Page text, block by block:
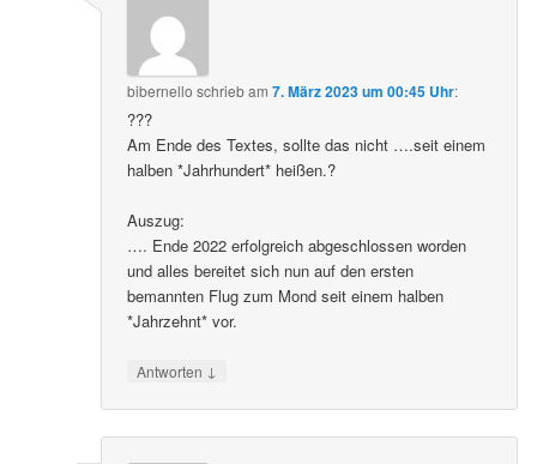
bibernello schriebam7. März 2023 um 00:45 Uhr:
???
Am Ende des Textes, sollte das nicht ….seit einem
halben *Jahrhundert* heißen.?
Auszug:
…. Ende 2022 erfolgreich abgeschlossen worden
und alles bereitet sich nun auf den ersten
bemannten Flug zum Mond seit einem halben
*Jahrzehnt* vor.
Antworten ↓